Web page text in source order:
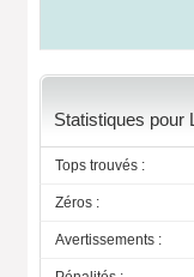
Statistiques pour
Tops trouvés :
Zéros :
Avertissements :